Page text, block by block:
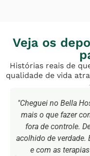
Veja os
Histórias reais de
qualidade de vida
"Eu tava
depressão,
Bella
realmente
maravilhosa,